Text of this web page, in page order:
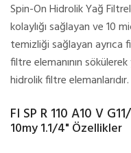
Spin-On Hidrolik Yağ
kolaylığı sağlayan ve 10
temizliği sağlayan
filtre elemanının
hidrolik filtre elemanlarıdır.
FI SP R 110 A10 V
10my 1.1/4" Özellikler